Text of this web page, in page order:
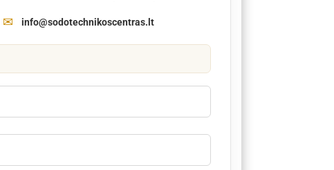
info@sodotechnikoscentras.lt